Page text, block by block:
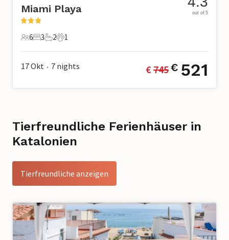
Miami Playa
6 Gäste
6
3 Schlafzimmer
3
2 Badezimmer
2
1 Haustier
1
out of 5
17 Okt • 7 nights € 745€ 521
Tierfreundliche Ferienhäuser in
Katalonien
Tierfreundliche anzeigen